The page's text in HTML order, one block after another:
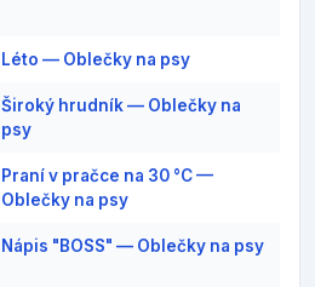
Léto — Oblečky na psy
Široký hrudník — Oblečky na
psy
Praní v pračce na 30 °C —
Oblečky na psy
Nápis "BOSS" — Oblečky na psy